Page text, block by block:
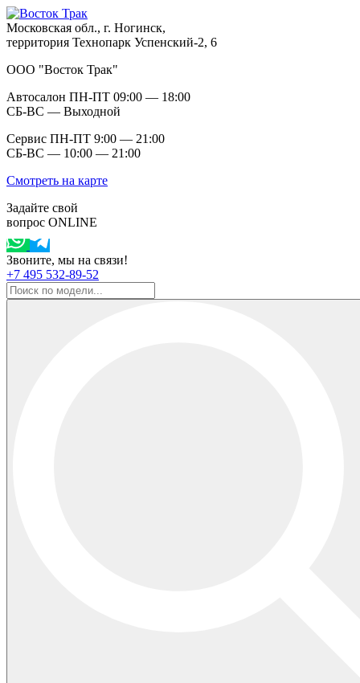
Московская обл., г. Ногинск,
территория Технопарк Успенский-2, 6
ООО "Восток Трак"
Автосалон ПН-ПТ 09:00 — 18:00
СБ-ВС — Выходной
Сервис ПН-ПТ 9:00 — 21:00
СБ-ВС — 10:00 — 21:00
Смотреть на карте
Задайте свой
вопрос ONLINE
Звоните, мы на связи!
+7 495 532-89-52